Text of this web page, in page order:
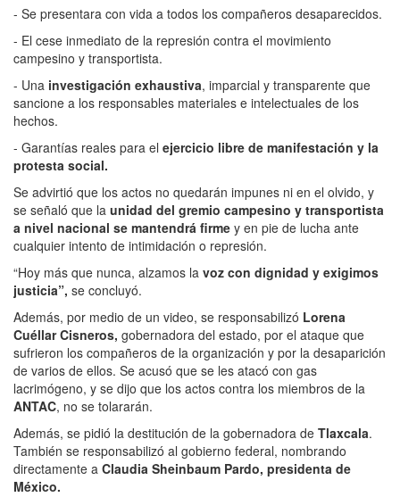
- Se presentara con vida a todos los compañeros desaparecidos.
- El cese inmediato de la represión contra el movimiento
campesino y transportista.
- Una investigación exhaustiva, imparcial y transparente que
sancione a los responsables materiales e intelectuales de los
hechos.
- Garantías reales para el ejercicio libre de manifestación y la
protesta social.
Se advirtió que los actos no quedarán impunes ni en el olvido, y
se señaló que la unidad del gremio campesino y transportista
a nivel nacional se mantendrá firme y en pie de lucha ante
cualquier intento de intimidación o represión.
“Hoy más que nunca, alzamos la voz con dignidad y exigimos
justicia”, se concluyó.
Además, por medio de un video, se responsabilizó Lorena
Cuéllar Cisneros, gobernadora del estado, por el ataque que
sufrieron los compañeros de la organización y por la desaparición
de varios de ellos. Se acusó que se les atacó con gas
lacrimógeno, y se dijo que los actos contra los miembros de la
ANTAC, no se tolararán.
Además, se pidió la destitución de la gobernadora de Tlaxcala.
También se responsabilizó al gobierno federal, nombrando
directamente a Claudia Sheinbaum Pardo, presidenta de
México.